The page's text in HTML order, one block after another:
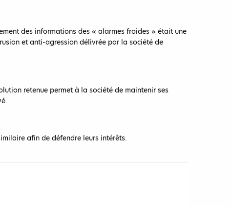
des informations des « alarmes froides » était une
et anti-agression délivrée par la société de
retenue permet à la société de maintenir ses
afin de défendre leurs intérêts.